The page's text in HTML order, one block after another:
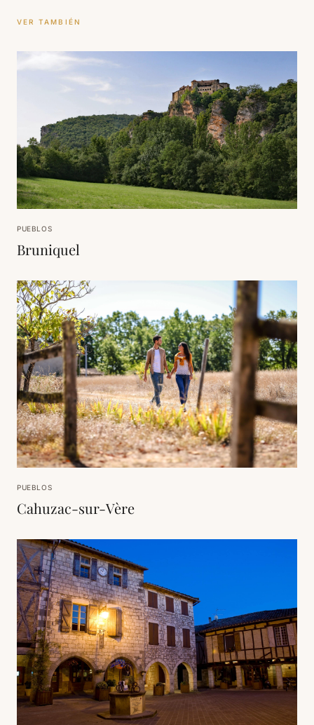
VER TAMBIÉN
PUEBLOS
Bruniquel
PUEBLOS
Cahuzac-sur-Vère